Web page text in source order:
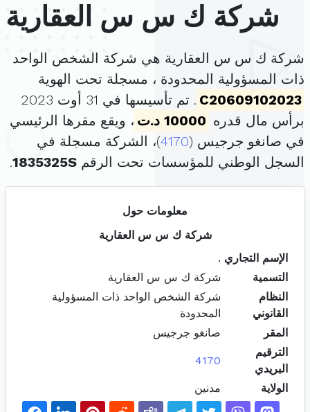
شركة ك س س العقارية
شركة ك س س العقارية هي شركة الشخص الواحد
ذات المسؤولية المحدودة ، مسجلة تحت الهوية
C20609102023
. تم تأسيسها في 31 أوت 2023
برأس مال قدره 10000 د.ت
، ويقع مقرها الرئيسي
في صانغو جرجيس (4170)، الشركة مسجلة في
السجل الوطني للمؤسسات تحت الرقم 1835325S
.
معلومات حول
شركة ك س س العقارية
الإسم التجاري .
التسمية
شركة ك س س العقارية
النظام
القانوني
شركة الشخص الواحد ذات المسؤولية
المحدودة
المقر
صانغو جرجيس
الترقيم
البريدي
4170
الولاية مدنين